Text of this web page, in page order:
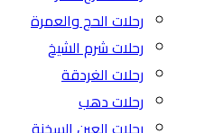
رحلات الحج والعمرة
رحلات شرم الشيخ
رحلات الغردقة
رحلات دهب